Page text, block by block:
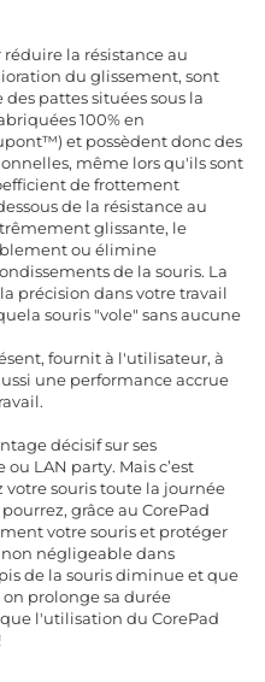
réduire la résistance au
du glissement, sont
pattes situées sous la
100% en
et possèdent donc des
même lors qu'ils sont
de frottement
de la résistance au
glissante, le
ou élimine
de la souris. La
précision dans votre travail
souris "vole" sans aucune
fournit à l'utilisateur, à
une performance accrue
décisif sur ses
LAN party. Mais c’est
souris toute la journée
grâce au CorePad
votre souris et protéger
négligeable dans
de la souris diminue et que
prolonge sa durée
l'utilisation du CorePad